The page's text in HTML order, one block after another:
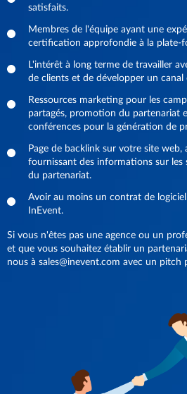
satisfaits.
Membres de l'équipe ayant une
certification approfondie à la plate-
L'intérêt à long terme de travailler
de clients et de développer un canal
Ressources marketing pour les
partagés, promotion du partenariat
conférences pour la génération de
Page de backlink sur votre site web,
fournissant des informations sur les
du partenariat.
Avoir au moins un contrat de
InEvent.
Si vous n'êtes pas une agence ou un
et que vous souhaitez établir un
nous à sales@inevent.com avec un pitch